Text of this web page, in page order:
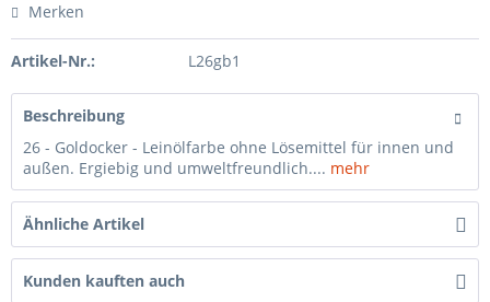
Merken
Artikel-Nr.: L26gb1
Beschreibung
26 - Goldocker - Leinölfarbe ohne Lösemittel für innen und
außen. Ergiebig und umweltfreundlich.... mehr
Ähnliche Artikel
Kunden kauften auch